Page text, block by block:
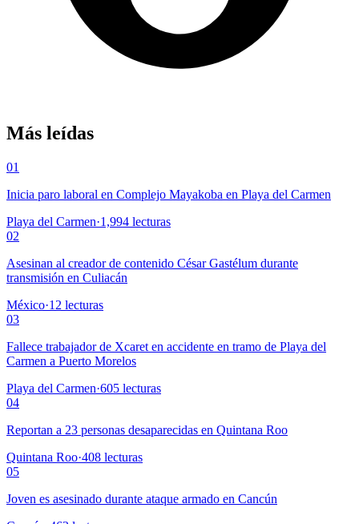
Más leídas
01
Inicia paro laboral en Complejo Mayakoba en Playa del Carmen
Playa del Carmen·1,994 lecturas
02
Asesinan al creador de contenido César Gastélum durante
transmisión en Culiacán
México·12 lecturas
03
Fallece trabajador de Xcaret en accidente en tramo de Playa del
Carmen a Puerto Morelos
Playa del Carmen·605 lecturas
04
Reportan a 23 personas desaparecidas en Quintana Roo
Quintana Roo·408 lecturas
05
Joven es asesinado durante ataque armado en Cancún